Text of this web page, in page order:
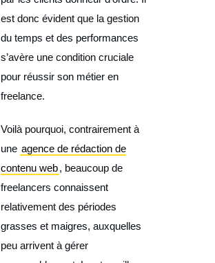
est donc évident que la gestion
du temps et des performances
s’avère une condition cruciale
pour réussir son métier en
freelance.
Voilà pourquoi, contrairement à
une agence de rédaction de
contenu web , beaucoup de
freelancers connaissent
relativement des périodes
grasses et maigres, auxquelles
peu arrivent à gérer